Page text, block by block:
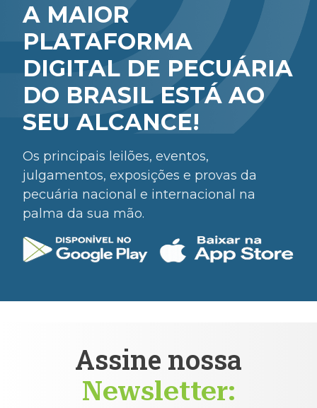
A MAIOR
PLATAFORMA
DIGITAL DE PECUÁRIA
DO BRASIL ESTÁ AO
SEU ALCANCE!
Os principais leilões, eventos,
julgamentos, exposições e provas da
pecuária nacional e internacional na
palma da sua mão.
Assine nossa
Newsletter: